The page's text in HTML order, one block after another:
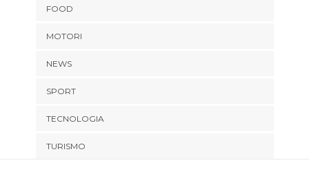
FOOD
MOTORI
NEWS
SPORT
TECNOLOGIA
TURISMO